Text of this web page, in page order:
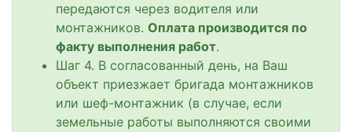
передаются через водителя или
монтажников. Оплата производится по
факту выполнения работ.
Шаг 4. В согласованный день, на Ваш
объект приезжает бригада монтажников
или шеф-монтажник (в случае, если
земельные работы выполняются своими